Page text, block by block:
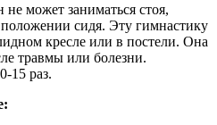
может заниматься стоя,
сидя. Эту гимнастику
кресле или в постели. Она
травмы или болезни.
15 раз.